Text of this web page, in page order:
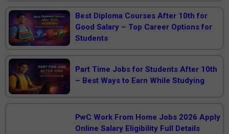
Best Diploma Courses After 10th for
Good Salary – Top Career Options for
Students
Part Time Jobs for Students After 10th
– Best Ways to Earn While Studying
PwC Work From Home Jobs 2026 Apply
Online Salary Eligibility Full Details